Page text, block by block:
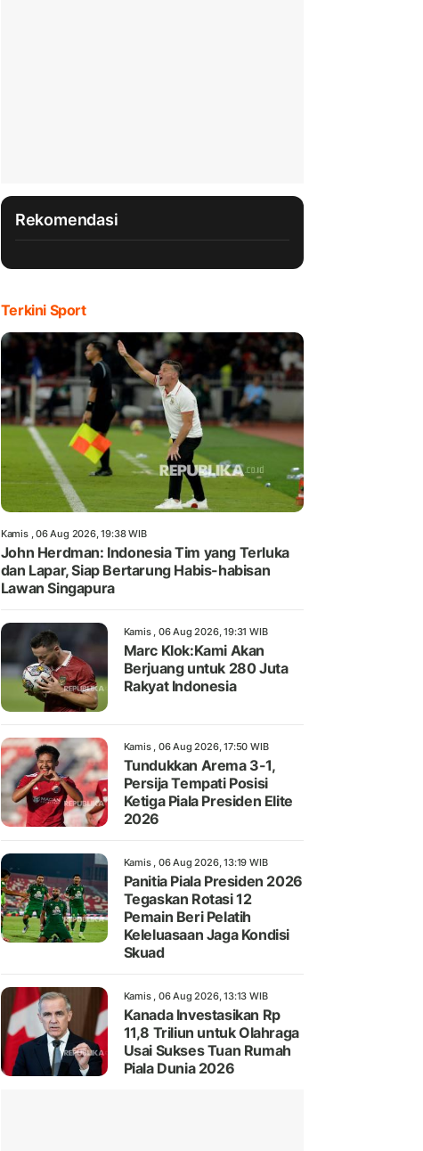
Rekomendasi
Terkini Sport
Kamis , 06 Aug 2026, 19:38 WIB
John Herdman: Indonesia Tim yang Terluka
dan Lapar, Siap Bertarung Habis-habisan
Lawan Singapura
Kamis , 06 Aug 2026, 19:31 WIB
Marc Klok:Kami Akan
Berjuang untuk 280 Juta
Rakyat Indonesia
Kamis , 06 Aug 2026, 17:50 WIB
Tundukkan Arema 3-1,
Persija Tempati Posisi
Ketiga Piala Presiden Elite
2026
Kamis , 06 Aug 2026, 13:19 WIB
Panitia Piala Presiden 2026
Tegaskan Rotasi 12
Pemain Beri Pelatih
Keleluasaan Jaga Kondisi
Skuad
Kamis , 06 Aug 2026, 13:13 WIB
Kanada Investasikan Rp
11,8 Triliun untuk Olahraga
Usai Sukses Tuan Rumah
Piala Dunia 2026